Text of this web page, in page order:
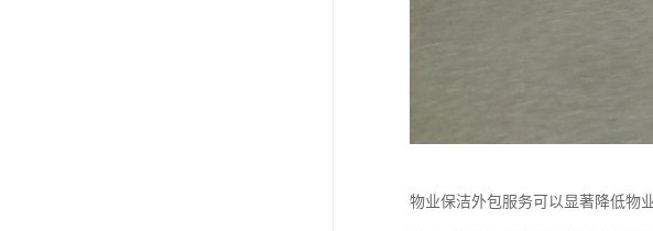
物业保洁外包服务可以显著降低物